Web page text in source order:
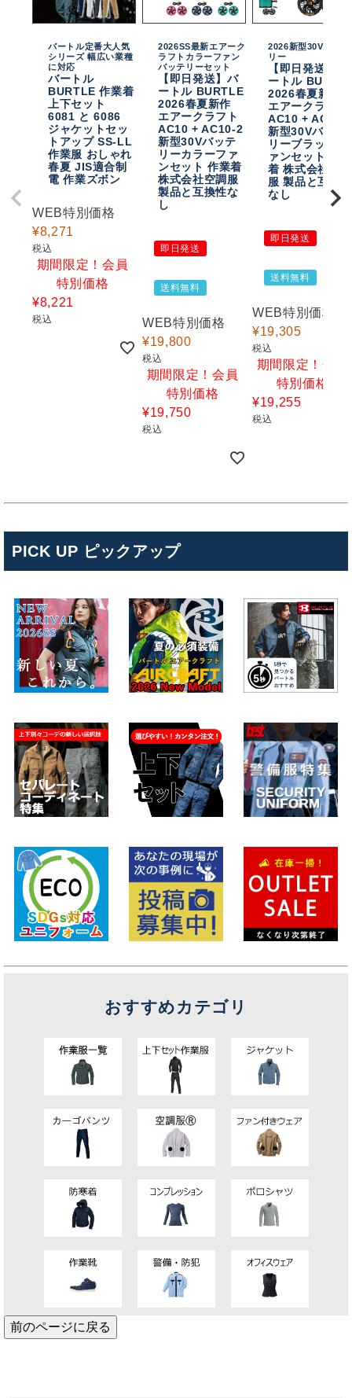
バートル定番大人気
シリーズ 幅広い業種
に対応
バートル
BURTLE 作業着
上下セット
6081 と 6086
ジャケットセッ
トアップ SS-LL
作業服 おしゃれ
春夏 JIS適合制
電 作業ズボン
WEB特別価格
¥8,271
税込
期間限定！会員
特別価格
¥8,221
税込
2026SS最新エアーク
ラフトカラーファン
バッテリーセット
【即日発送】バ
ートル BURTLE
2026春夏新作
エアークラフト
AC10 + AC10-2
新型30Vバッテ
リーカラーファ
ンセット 作業着
株式会社空調服
製品と互換性な
し
即日発送
送料無料
WEB特別価格
¥19,800
税込
期間限定！会員
特別価格
¥19,750
税込
2026新型30Vバッテ
リー
【即日発送】バ
ートル
2026春夏新作
エアークラフト
AC10 + AC10-
新型30Vバッテ
リーブラックフ
ァンセット 作業
着 株式会社空調
服 製品と互換性
なし
即日発送
送料無料
WEB特別価格
¥19,305
税込
期間限定！会員
特別価格
¥19,255
税込
PICK UP ピックアップ
おすすめカテゴリ
前のページに戻る